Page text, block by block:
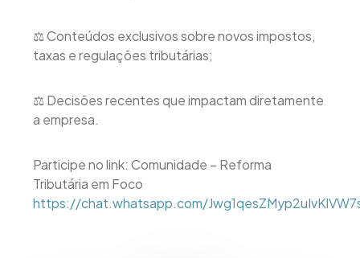
⚖️ Conteúdos exclusivos sobre novos impostos,
taxas e regulações tributárias;
⚖️ Decisões recentes que impactam diretamente
a empresa.
Participe no link: Comunidade – Reforma
Tributária em Foco
https://chat.whatsapp.com/